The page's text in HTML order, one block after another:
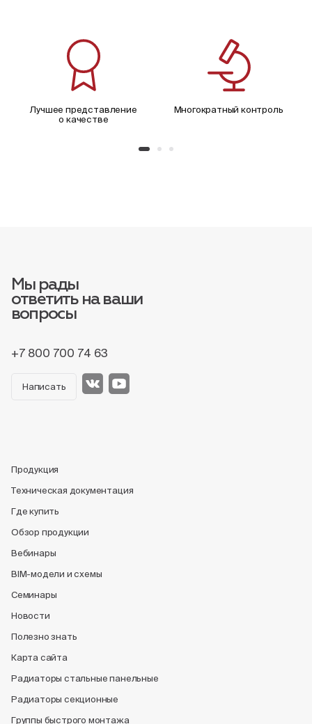
Лучшее представление
о качестве
Многократный контроль
Мы рады
ответить на ваши
вопросы
+7 800 700 74 63
Написать
Продукция
Техническая документация
Где купить
Обзор продукции
Вебинары
BIM-модели и схемы
Семинары
Новости
Полезно знать
Карта сайта
Радиаторы стальные панельные
Радиаторы секционные
Группы быстрого монтажа